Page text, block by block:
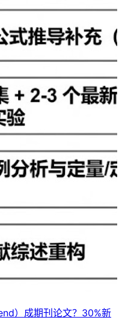
）成期刊论文？30%新